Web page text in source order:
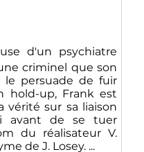
d'un psychiatre
criminel que son
persuade de fuir
hold-up, Frank est
vérité sur sa liaison
avant de se tuer
du réalisateur V.
de J. Losey. ...